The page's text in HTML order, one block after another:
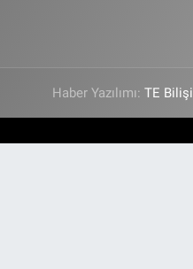
Haber Yazılımı:TE